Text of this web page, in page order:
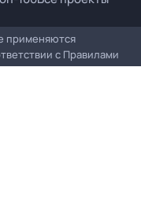
применяются
с Правилами